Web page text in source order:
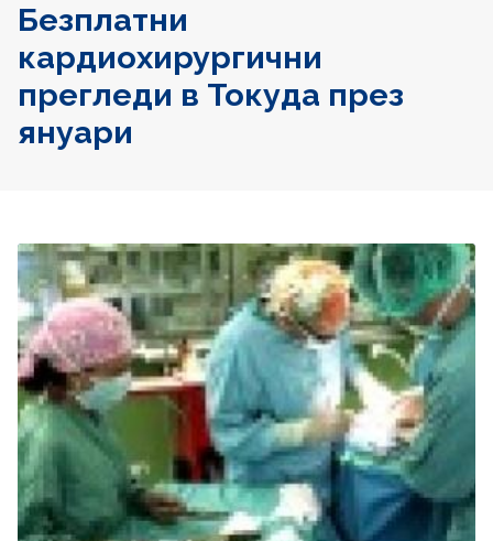
Безплатни
кардиохирургични
прегледи в Токуда през
януари